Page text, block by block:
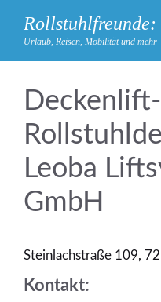
Inhalt
springen
Rollstuhlfreunde:
Urlaub, Reisen, Mobilität und mehr
Leoba
GmbH
Steinlachstraße 109,
Kontakt: